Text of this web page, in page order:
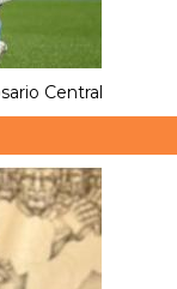
Central